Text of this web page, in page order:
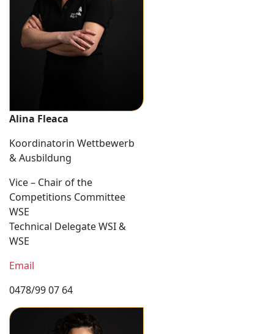
Alina Fleaca
Koordinatorin Wettbewerb
& Ausbildung
Vice – Chair of the
Competitions Committee
WSE
Technical Delegate WSI &
WSE
Email
0478/99 07 64